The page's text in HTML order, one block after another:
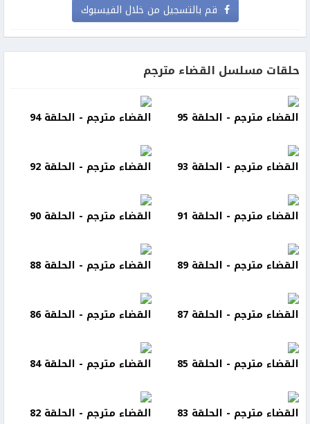
قم بالتسجيل من خلال الفيسبوك
حلقات مسلسل القضاء مترجم
القضاء مترجم - الحلقة 95 القضاء مترجم - الحلقة 94
القضاء مترجم - الحلقة 93 القضاء مترجم - الحلقة 92
القضاء مترجم - الحلقة 91 القضاء مترجم - الحلقة 90
القضاء مترجم - الحلقة 89 القضاء مترجم - الحلقة 88
القضاء مترجم - الحلقة 87 القضاء مترجم - الحلقة 86
القضاء مترجم - الحلقة 85 القضاء مترجم - الحلقة 84
القضاء مترجم - الحلقة 83 القضاء مترجم - الحلقة 82